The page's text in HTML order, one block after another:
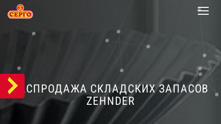
РАСПРОДАЖА СКЛАДСКИХ ЗАПАСОВ
ZEHNDER